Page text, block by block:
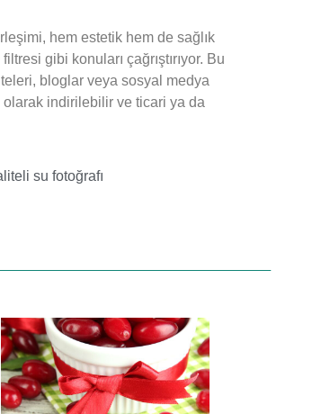
hem estetik hem de sağlık
gibi konuları çağrıştırıyor. Bu
bloglar veya sosyal medya
olarak indirilebilir ve ticari ya da
su fotoğrafı